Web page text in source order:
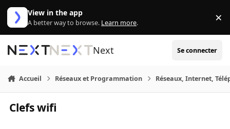
Aller au contenu
View in the app
A better way to browse. Learn more. ×
Next Se connecter
Accueil Réseaux et Programmation Réseaux, Internet,
Clefs wifi